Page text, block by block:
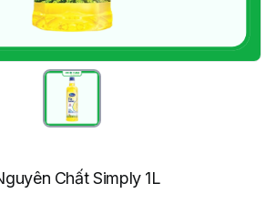
Chất Simply 1L